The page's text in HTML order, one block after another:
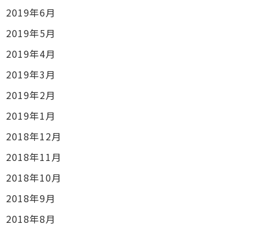
2019年6月
2019年5月
2019年4月
2019年3月
2019年2月
2019年1月
2018年12月
2018年11月
2018年10月
2018年9月
2018年8月